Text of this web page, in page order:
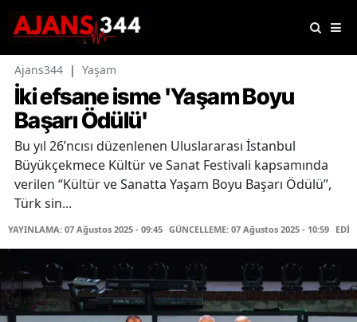
Ajans344 | Yaşam
İki efsane isme 'Yaşam Boyu
Başarı Ödülü'
Bu yıl 26’ncısı düzenlenen Uluslararası İstanbul
Büyükçekmece Kültür ve Sanat Festivali kapsamında
verilen “Kültür ve Sanatta Yaşam Boyu Başarı Ödülü”,
Türk sin...
YAYINLAMA: 07 Ağustos 2025 - 09:45 GÜNCELLEME: 07 Ağustos 2025 - 10:59